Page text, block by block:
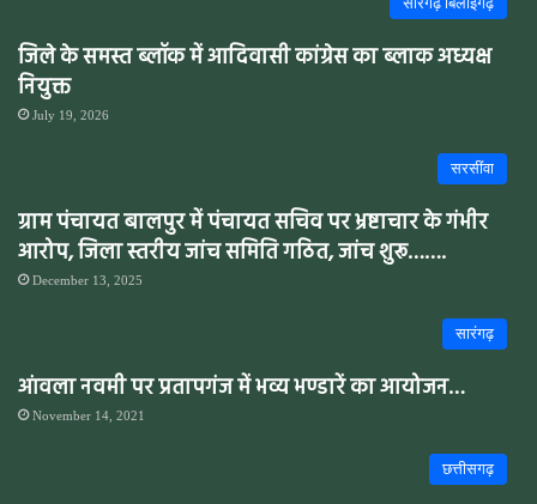
जिले के समस्त ब्लॉक में आदिवासी कांग्रेस का ब्लाक अध्यक्ष
नियुक्त
July 19, 2026
सरसींवा
ग्राम पंचायत बालपुर में पंचायत सचिव पर भ्रष्टाचार के गंभीर
आरोप, जिला स्तरीय जांच समिति गठित, जांच शुरू…….
December 13, 2025
सारंगढ़
आंवला नवमी पर प्रतापगंज में भव्य भण्डारें का आयोजन…
November 14, 2021
छत्तीसगढ़